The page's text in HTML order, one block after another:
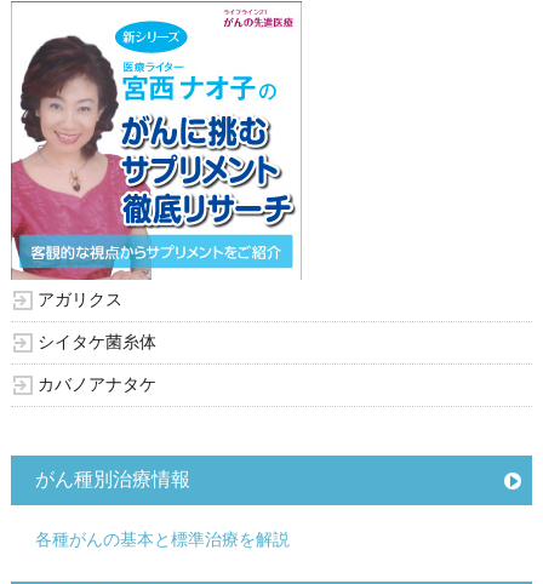
アガリクス
シイタケ菌糸体
カバノアナタケ
がん種別治療情報
各種がんの基本と標準治療を解説